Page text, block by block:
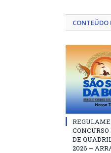
CONTEÚDO
DE
2026 –